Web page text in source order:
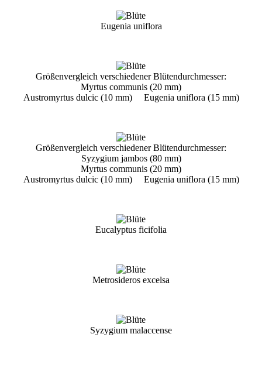
Eugenia uniflora
Größenvergleich verschiedener Blütendurchmesser:
Myrtus communis (20 mm)
Austromyrtus dulcic (10 mm) Eugenia uniflora (15 mm)
Größenvergleich verschiedener Blütendurchmesser:
Syzygium jambos (80 mm)
Myrtus communis (20 mm)
Austromyrtus dulcic (10 mm) Eugenia uniflora (15 mm)
Eucalyptus ficifolia
Metrosideros excelsa
Syzygium malaccense